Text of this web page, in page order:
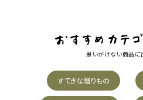
思いがけない商品に
すてきな贈りもの